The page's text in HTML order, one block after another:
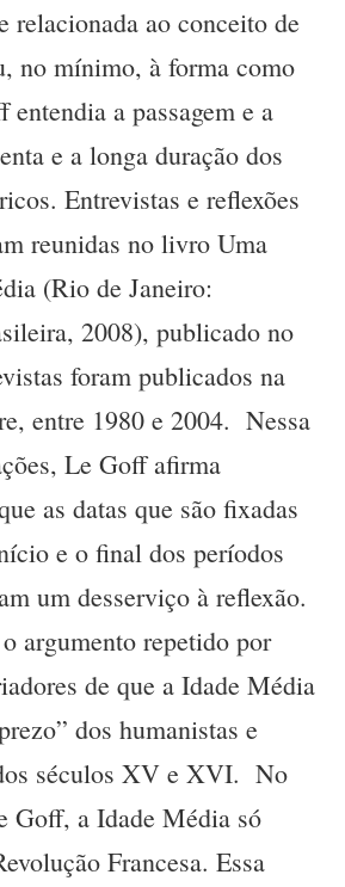
relacionada ao conceito de
no mínimo, à forma como
entendia a passagem e a
e a longa duração dos
Entrevistas e reflexões
reunidas no livro Uma
(Rio de Janeiro:
2008), publicado no
foram publicados na
entre 1980 e 2004. Nessa
Le Goff afirma
as datas que são fixadas
e o final dos períodos
um desserviço à reflexão.
argumento repetido por
de que a Idade Média
dos humanistas e
séculos XV e XVI. No
Goff, a Idade Média só
Francesa. Essa